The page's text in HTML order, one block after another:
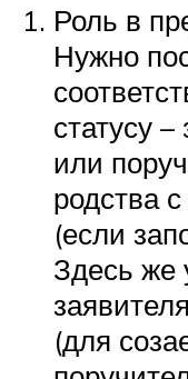
Роль в
Нужно
статусу
или
родства
(если
Здесь же
(для